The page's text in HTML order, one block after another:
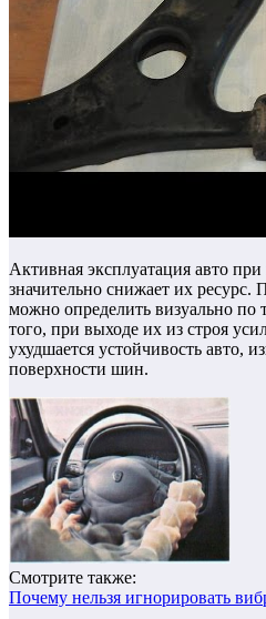
Активная эксплуатация авто
значительно снижает их ресурс.
можно определить визуально
того, при выходе их из строя
ухудшается устойчивость авто,
поверхности шин.
Смотрите также:
Почему нельзя игнорировать